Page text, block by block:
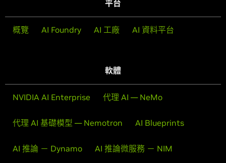
平台
概覽 AI Foundry AI 工廠 AI 資料平台
軟體
NVIDIA AI Enterprise 代理 AI — NeMo
代理 AI 基礎模型 — Nemotron AI Blueprints
AI 推論 － Dynamo AI 推論微服務 － NIM